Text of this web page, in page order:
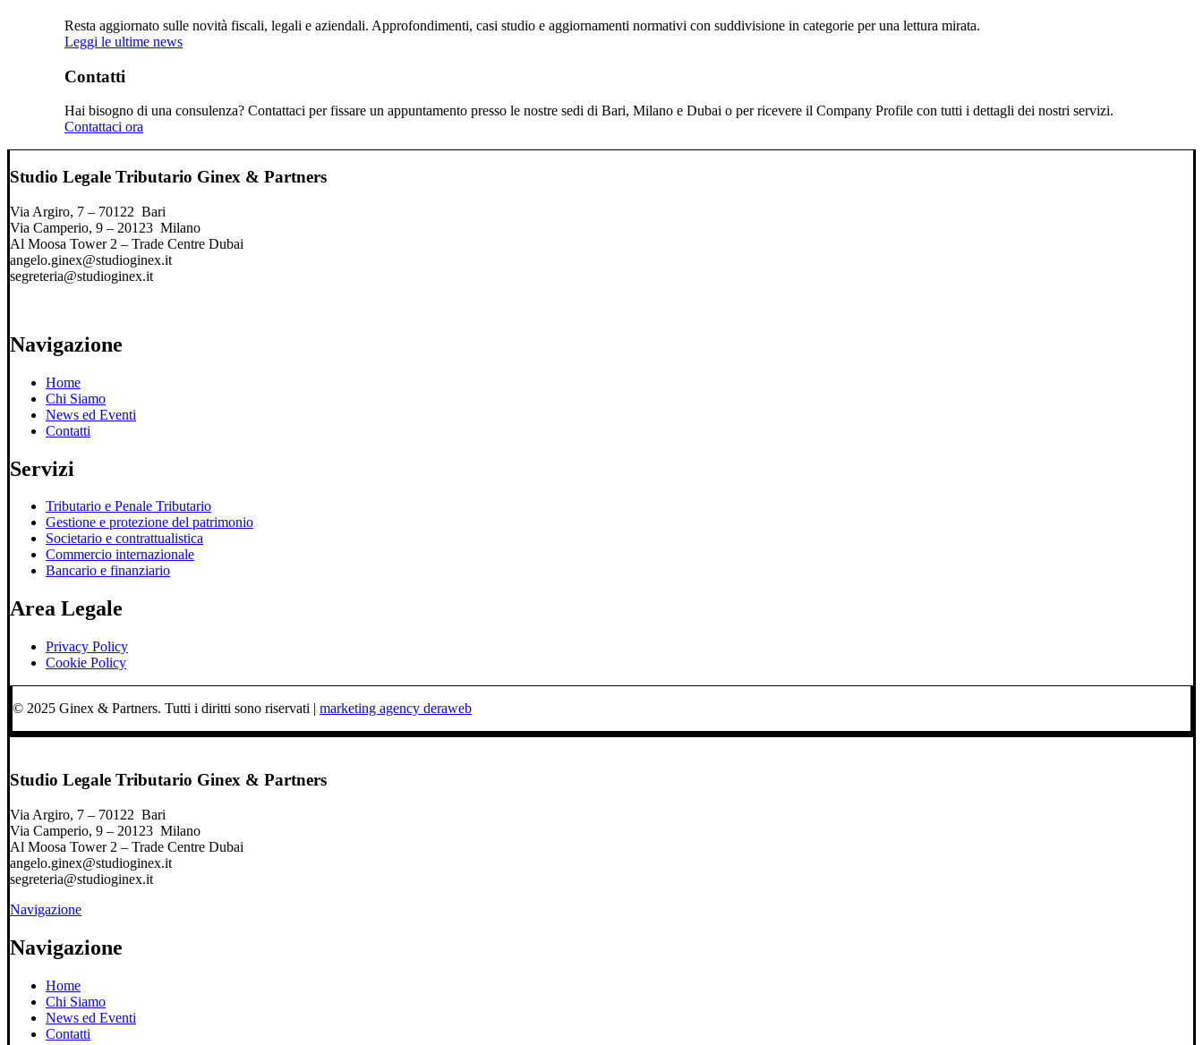
Resta aggiornato sulle novità fiscali, legali e aziendali. Approfondimenti, casi studio e aggiornamenti normativi con suddivisione in categorie per una lettura mirata.
Leggi le ultime news
Contatti
Hai bisogno di una consulenza? Contattaci per fissare un appuntamento presso le nostre sedi di Bari, Milano e Dubai o per ricevere il Company Profile con tutti i dettagli dei nostri servizi.
Contattaci ora
Studio Legale Tributario Ginex & Partners
Via Argiro, 7 – 70122 Bari
Via Camperio, 9 – 20123 Milano
Al Moosa Tower 2 – Trade Centre Dubai
angelo.ginex@studioginex.it
segreteria@studioginex.it
Navigazione
Home
Chi Siamo
News ed Eventi
Contatti
Servizi
Tributario e Penale Tributario
Gestione e protezione del patrimonio
Societario e contrattualistica
Commercio internazionale
Bancario e finanziario
Area Legale
Privacy Policy
Cookie Policy
© 2025 Ginex & Partners. Tutti i diritti sono riservati | marketing agency deraweb
Studio Legale Tributario Ginex & Partners
Via Argiro, 7 – 70122 Bari
Via Camperio, 9 – 20123 Milano
Al Moosa Tower 2 – Trade Centre Dubai
angelo.ginex@studioginex.it
segreteria@studioginex.it
Navigazione
Navigazione
Home
Chi Siamo
News ed Eventi
Contatti